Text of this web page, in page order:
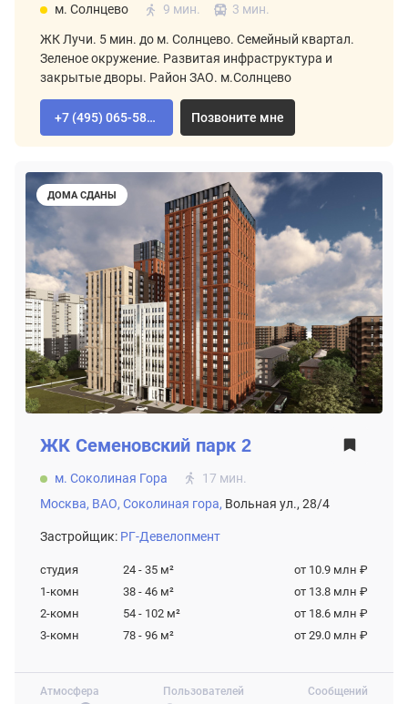
м. Солнцево 9 мин. 3 мин.
ЖК Лучи. 5 мин. до м. Солнцево. Семейный квартал.
Зеленое окружение. Развитая инфраструктура и
закрытые дворы. Район ЗАО. м.Солнцево
+7 (495) 065-58-92 Позвоните мне
ДОМА СДАНЫ
Атмосфера
Пользователей
Сообщений
ЖК Семеновский парк 2
м. Соколиная Гора
17 мин.
Москва, ВАО, Соколиная гора, Вольная ул., 28/4
Застройщик: РГ-Девелопмент
студия 24 - 35 м²
от 10.9 млн ₽
1-комн
38 - 46 м²
от 13.8 млн ₽
2-комн
54 - 102 м²
от 18.6 млн ₽
3-комн
78 - 96 м² от 29.0 млн ₽